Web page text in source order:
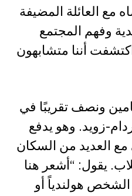
مع العائلة المضيفة
وفهم المجتمع
أننا متشابهون
ونصف تقريبًا في
زويد. وهو يدفع
مع العديد من السكان
يقول: “أشعر هنا
هولندياً أو